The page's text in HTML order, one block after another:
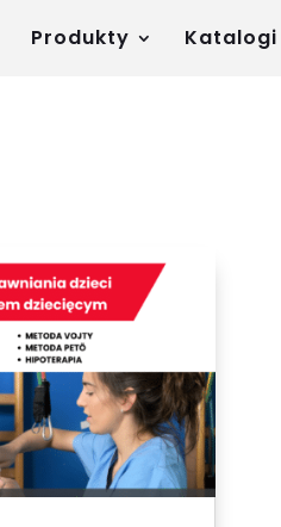
Produkty Katalogi